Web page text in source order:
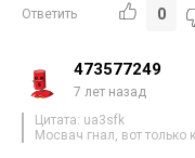
Ответить 0
473577249
7 лет назад
Цитата: ua3sfk
Мосвач гнал, вот только